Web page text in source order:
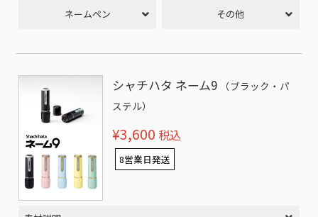
ネームペン その他
シャチハタ ネーム9
（ブラック・パ
ステル）
¥3,600 税込
8営業日発送